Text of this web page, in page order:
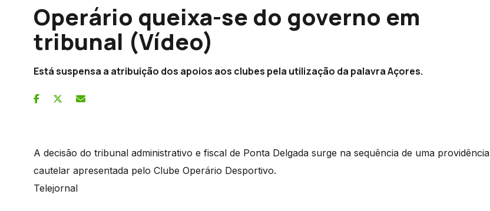
Operário queixa-se do governo em
tribunal (Vídeo)
Está suspensa a atribuição dos apoios aos clubes pela utilização da palavra Açores.
A decisão do tribunal administrativo e fiscal de Ponta Delgada surge na sequência de uma providência
cautelar apresentada pelo Clube Operário Desportivo.
Telejornal